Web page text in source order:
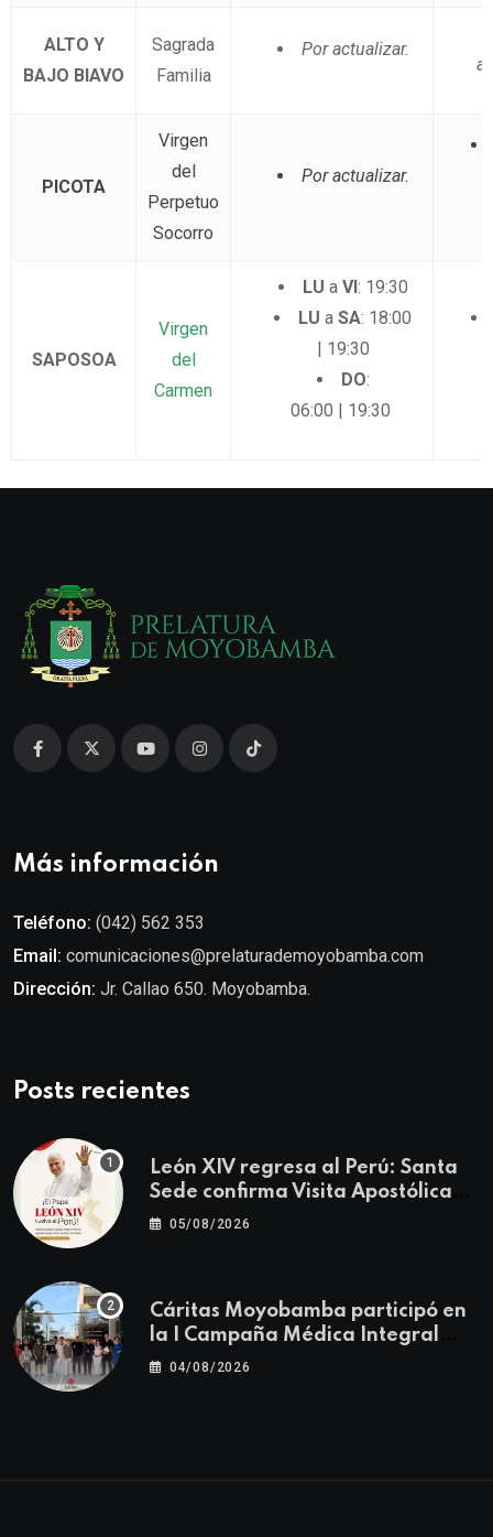
ALTO Y
BAJO BIAVO
Sagrada
Familia
Por actualizar.
PICOTA
Virgen
del
Perpetuo
Socorro
Por actualizar.
SAPOSOA
Virgen
del
Carmen
LU a VI: 19:30
LU a SA: 18:00
| 19:30
DO:
06:00 | 19:30
Más información
Teléfono: (042) 562 353
Email: comunicaciones@prelaturademoyobamba.com
Dirección: Jr. Callao 650. Moyobamba.
Posts recientes
León XIV regresa al Perú: Santa
Sede confirma Visita Apostólica
del 11 al 17 de noviembre
05/08/2026
Cáritas Moyobamba participó en
la I Campaña Médica Integral
Gratuita llevando salud y
04/08/2026